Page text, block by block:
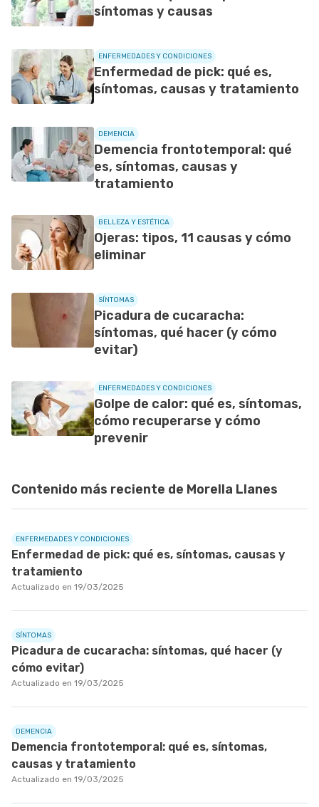
síntomas y causas
ENFERMEDADES Y CONDICIONES
Enfermedad de pick: qué es,
síntomas, causas y tratamiento
DEMENCIA
Demencia frontotemporal: qué
es, síntomas, causas y
tratamiento
BELLEZA Y ESTÉTICA
Ojeras: tipos, 11 causas y cómo
eliminar
SÍNTOMAS
Picadura de cucaracha:
síntomas, qué hacer (y cómo
evitar)
ENFERMEDADES Y CONDICIONES
Golpe de calor: qué es, síntomas,
cómo recuperarse y cómo
prevenir
Contenido más reciente de Morella Llanes
ENFERMEDADES Y CONDICIONES
Enfermedad de pick: qué es, síntomas, causas y
tratamiento
Actualizado en 19/03/2025
SÍNTOMAS
Picadura de cucaracha: síntomas, qué hacer (y
cómo evitar)
Actualizado en 19/03/2025
DEMENCIA
Demencia frontotemporal: qué es, síntomas,
causas y tratamiento
Actualizado en 19/03/2025